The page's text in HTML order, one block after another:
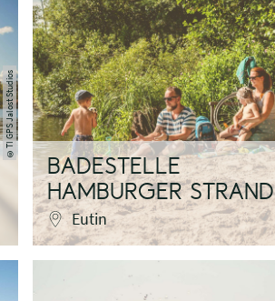
©
TI GPS Jalost Studios
BADESTELLE
HAMBURGER STRAND
Eutin